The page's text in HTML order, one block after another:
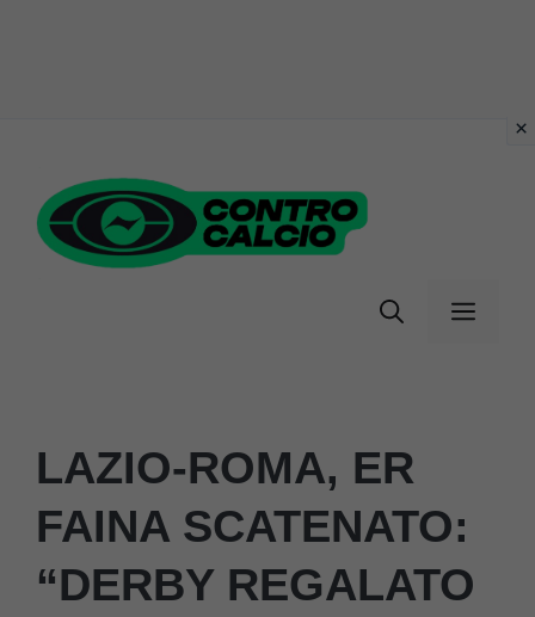
contenuto
Menu
LAZIO-ROMA, ER
FAINA SCATENATO:
“DERBY REGALATO